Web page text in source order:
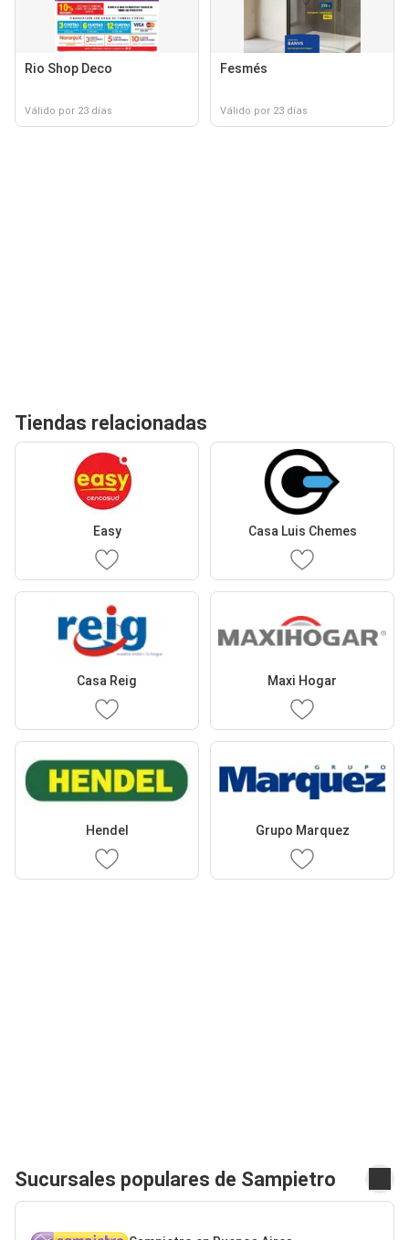
Rio Shop Deco
Válido por 23 días
Fesmés
Válido por 23 días
Tiendas relacionadas
Easy Casa Luis Chemes
Casa Reig Maxi Hogar
Hendel Grupo Marquez
Sucursales populares de Sampietro